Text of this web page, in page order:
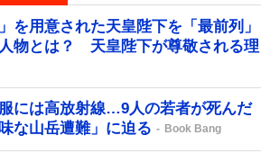
を用意された天皇陛下を「最前列」
物とは？ 天皇陛下が尊敬される理
には高放射線…9人の若者が死んだ
な山岳遭難」に迫る
Book Bang